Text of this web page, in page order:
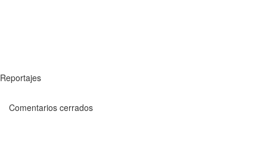
Reportajes
Comentarios cerrados